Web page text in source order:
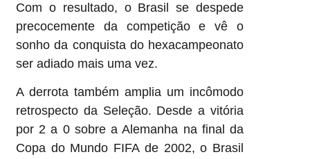
Com o resultado, o Brasil se despede
precocemente da competição e vê o
sonho da conquista do hexacampeonato
ser adiado mais uma vez.
A derrota também amplia um incômodo
retrospecto da Seleção. Desde a vitória
por 2 a 0 sobre a Alemanha na final da
Copa do Mundo FIFA de 2002, o Brasil